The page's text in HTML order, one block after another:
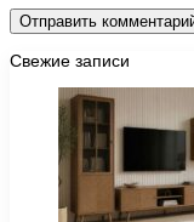
Свежие записи